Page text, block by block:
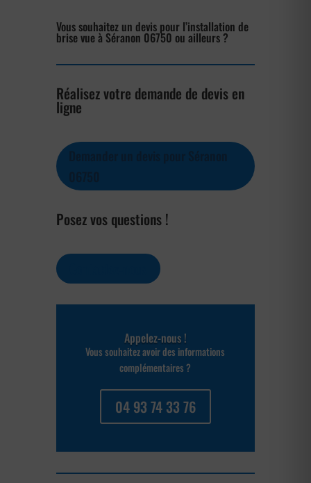
Vous souhaitez un devis pour l’installation de
brise vue à Séranon 06750 ou ailleurs ?
Réalisez votre demande de devis en
ligne
Posez vos questions !
Appelez-nous !
Vous souhaitez avoir des informations
complémentaires ?
04 93 74 33 76